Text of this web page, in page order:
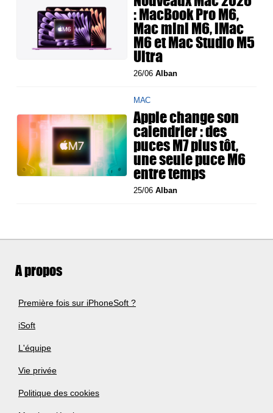
: MacBook Pro M6,
Mac mini M6, iMac
M6 et Mac Studio M5
Ultra
26/06Alban
MAC
Apple change son
calendrier : des
puces M7 plus tôt,
une seule puce M6
entre temps
25/06Alban
A propos
Première fois sur iPhoneSoft ?
iSoft
L'équipe
Vie privée
Politique des cookies